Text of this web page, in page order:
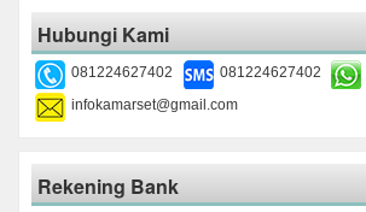
Hubungi Kami
081224627402 081224627402
infokamarset@gmail.com
Rekening Bank